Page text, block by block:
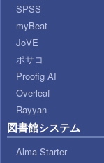
SPSS
myBeat
JoVE
ポサコ
Proofig AI
Overleaf
Rayyan
図書館システム
Alma Starter